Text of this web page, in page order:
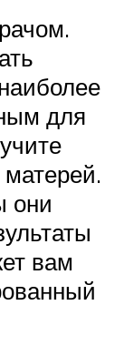
для
они
вам